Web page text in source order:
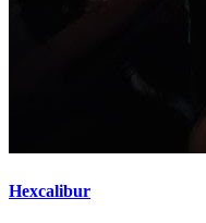
Hexcalibur